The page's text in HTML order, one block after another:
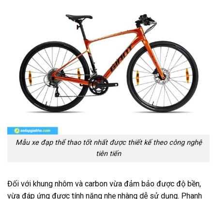
Mẫu xe đạp thể thao tốt nhất được thiết kế theo công nghệ
tiên tiến
Đối với khung nhôm và carbon vừa đảm bảo được độ bền,
vừa đáp ứng được tính năng nhẹ nhàng dễ sử dụng. Phanh